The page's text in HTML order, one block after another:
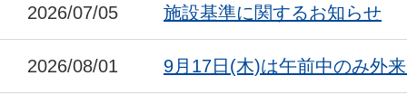
2026/07/05 施設基準に関するお知らせ
2026/08/01 9月17日(木)は午前中のみ外